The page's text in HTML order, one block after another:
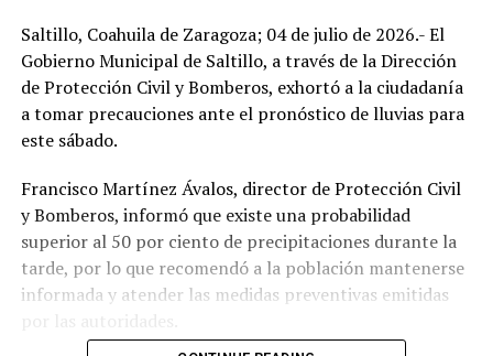
Saltillo, Coahuila de Zaragoza; 04 de julio de 2026.- El
Gobierno Municipal de Saltillo, a través de la Dirección
de Protección Civil y Bomberos, exhortó a la ciudadanía
a tomar precauciones ante el pronóstico de lluvias para
este sábado.
Francisco Martínez Ávalos, director de Protección Civil
y Bomberos, informó que existe una probabilidad
superior al 50 por ciento de precipitaciones durante la
tarde, por lo que recomendó a la población mantenerse
informada y atender las medidas preventivas emitidas